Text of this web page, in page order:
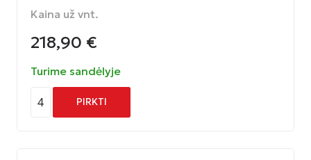
Kaina už vnt.
218,90 €
Turime sandėlyje
4 PIRKTI